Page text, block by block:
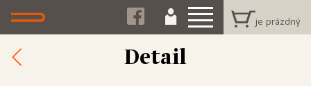
Detail